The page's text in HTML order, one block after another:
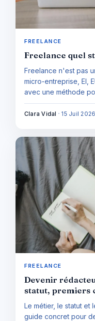
FREELANCE
Freelance quel
Freelance n'est pas
micro-entreprise, EI,
avec une méthode
projet et votre profil.
Clara Vidal · 15 Juil 2026
FREELANCE
Devenir
statut, premiers
Le métier, le statut et
guide concret pour